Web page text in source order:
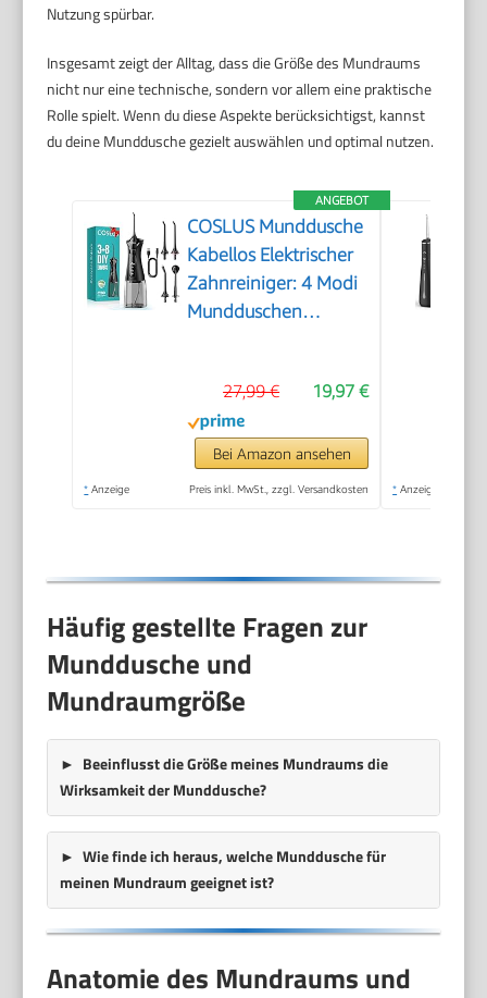
Nutzung spürbar.
Insgesamt zeigt der Alltag, dass die Größe des Mundraums
nicht nur eine technische, sondern vor allem eine praktische
Rolle spielt. Wenn du diese Aspekte berücksichtigst, kannst
du deine Munddusche gezielt auswählen und optimal nutzen.
ANGEBOT
COSLUS Munddusche
Kabellos Elektrischer
Zahnreiniger: 4 Modi
Mundduschen
Munddusche
Schnellladung für 30
Tage Akkulaufzeit
Zahnzwischenraumreiniger
19,97 €
27,99 €
Bei Amazon ansehen
* Anzeige Preis inkl. MwSt., zzgl. Versandkosten * Anzeige
Häufig gestellte Fragen zur
Munddusche und
Mundraumgröße
Beeinflusst die Größe meines Mundraums die
Wirksamkeit der Munddusche?
Wie finde ich heraus, welche Munddusche für
meinen Mundraum geeignet ist?
Anatomie des Mundraums und